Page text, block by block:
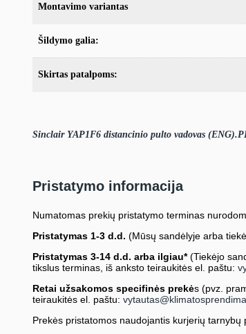
Montavimo variantas
Šildymo galia:
Skirtas patalpoms:
Sinclair YAP1F6 distancinio pulto vadovas
Pristatymo informacija
Numatomas prekių pristatymo terminas
Pristatymas 1-3 d.d. (Mūsų sandėlyje arba
Pristatymas 3-14 d.d. arba ilgiau*(Tiekėjo
tikslus terminas, iš anksto teiraukitės el. paštu:
Retai užsakomos specifinės prekės (pvz.
teiraukitės el. paštu:
Prekės pristatomos naudojantis kurjerių tarnybų